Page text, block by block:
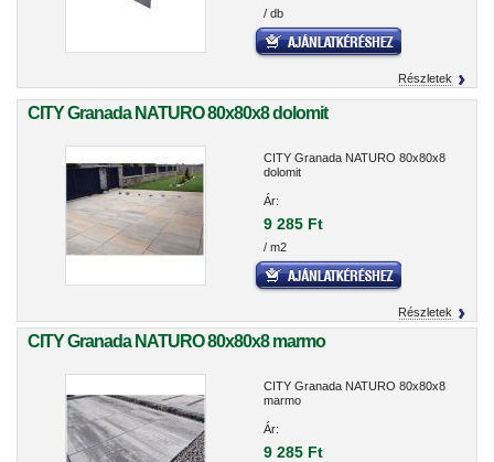
/ db
Részletek
CITY Granada NATURO 80x80x8 dolomit
CITY Granada NATURO 80x80x8
dolomit
Ár:
9 285 Ft
/ m2
Részletek
CITY Granada NATURO 80x80x8 marmo
CITY Granada NATURO 80x80x8
marmo
Ár:
9 285 Ft